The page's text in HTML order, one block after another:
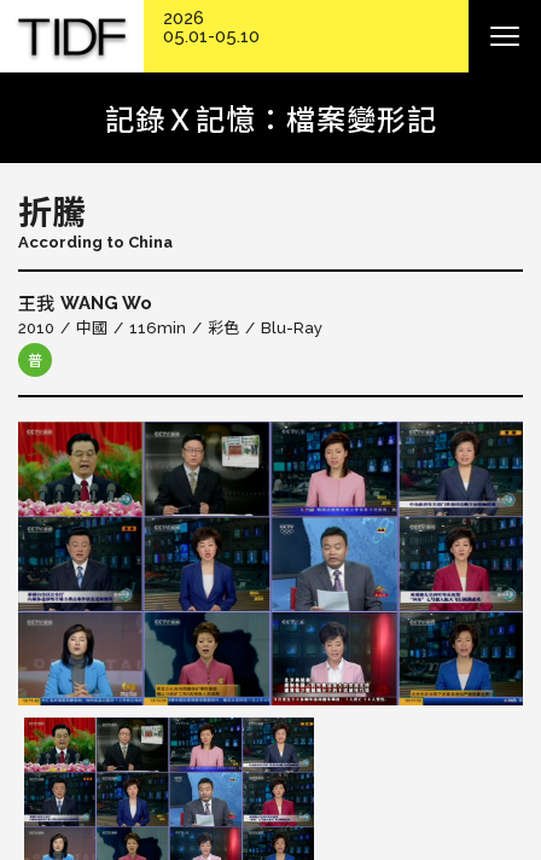
記錄Ｘ記憶：檔案變形記
折騰
According to China
王我 WANG Wo
2010 中國 116min 彩色 Blu-Ray
普
2026
05.01-05.10